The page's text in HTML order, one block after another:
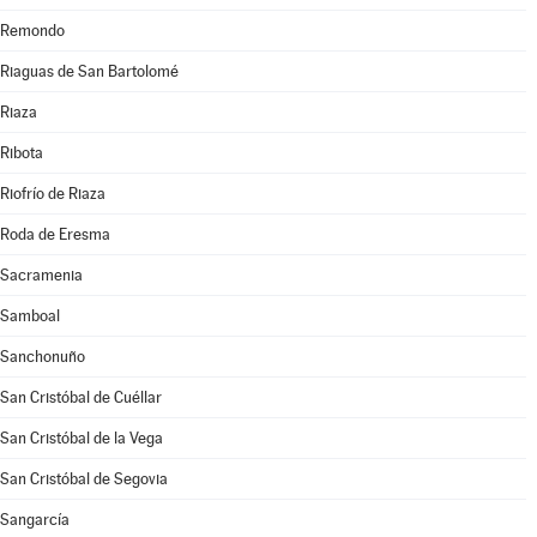
Remondo
Riaguas de San Bartolomé
Riaza
Ribota
Riofrío de Riaza
Roda de Eresma
Sacramenia
Samboal
Sanchonuño
San Cristóbal de Cuéllar
San Cristóbal de la Vega
San Cristóbal de Segovia
Sangarcía